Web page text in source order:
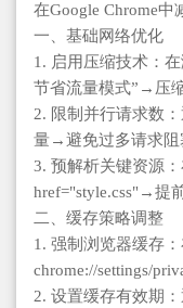
在Google Chrome
一、基础网络优化
1. 启用压缩技术：
节省流量模式”→压
2. 限制并行请求数
量→避免过多请求阻
3. 预解析关键资源
href="style.css"→提
二、缓存策略调整
1. 强制浏览器缓存
chrome://settings/
2. 设置缓存有效期